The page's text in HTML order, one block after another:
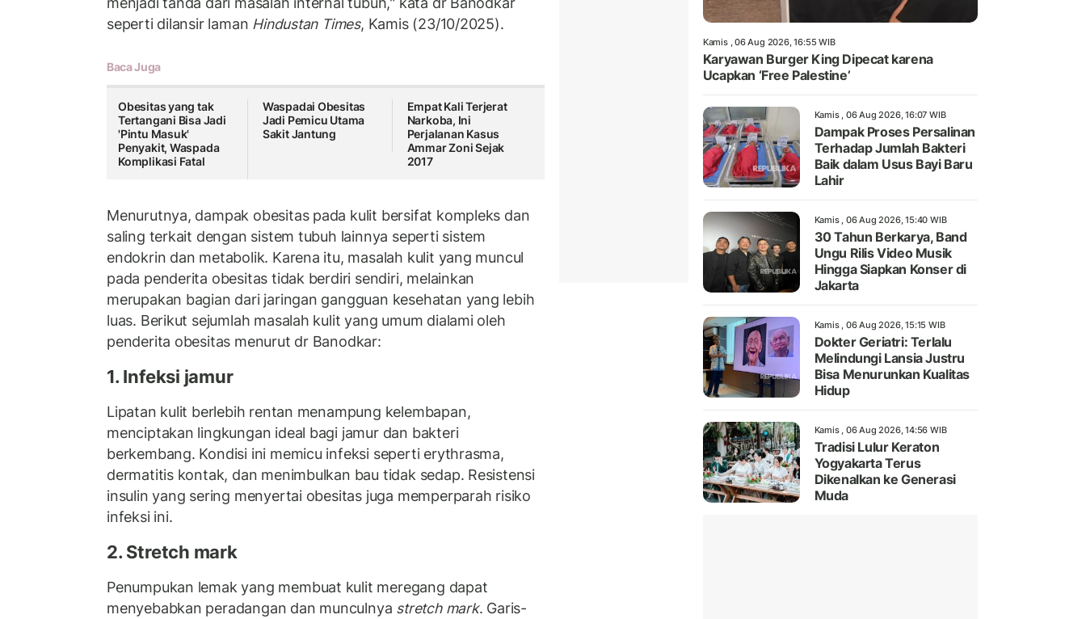
seperti dilansir laman Hindustan Times, Kamis (23/10/2025).
Baca Juga
Obesitas yang tak
Tertangani Bisa Jadi
'Pintu Masuk'
Penyakit, Waspada
Komplikasi Fatal
Waspadai Obesitas
Jadi Pemicu Utama
Sakit Jantung
Empat Kali Terjerat
Narkoba, Ini
Perjalanan Kasus
Ammar Zoni Sejak
2017
Menurutnya, dampak obesitas pada kulit bersifat kompleks dan
saling terkait dengan sistem tubuh lainnya seperti sistem
endokrin dan metabolik. Karena itu, masalah kulit yang muncul
pada penderita obesitas tidak berdiri sendiri, melainkan
merupakan bagian dari jaringan gangguan kesehatan yang lebih
luas. Berikut sejumlah masalah kulit yang umum dialami oleh
penderita obesitas menurut dr Banodkar:
1. Infeksi jamur
Lipatan kulit berlebih rentan menampung kelembapan,
menciptakan lingkungan ideal bagi jamur dan bakteri
berkembang. Kondisi ini memicu infeksi seperti erythrasma,
dermatitis kontak, dan menimbulkan bau tidak sedap. Resistensi
insulin yang sering menyertai obesitas juga memperparah risiko
infeksi ini.
2. Stretch mark
Penumpukan lemak yang membuat kulit meregang dapat
menyebabkan peradangan dan munculnya stretch mark. Garis-
Kamis , 06 Aug 2026, 16:55 WIB
Karyawan Burger King Dipecat karena
Ucapkan ‘Free Palestine’
Kamis , 06 Aug 2026, 16:07 WIB
Dampak Proses Persalinan
Terhadap Jumlah Bakteri
Baik dalam Usus Bayi Baru
Lahir
Kamis , 06 Aug 2026, 15:40 WIB
30 Tahun Berkarya, Band
Ungu Rilis Video Musik
Hingga Siapkan Konser di
Jakarta
Kamis , 06 Aug 2026, 15:15 WIB
Dokter Geriatri: Terlalu
Melindungi Lansia Justru
Bisa Menurunkan Kualitas
Hidup
Kamis , 06 Aug 2026, 14:56 WIB
Tradisi Lulur Keraton
Yogyakarta Terus
Dikenalkan ke Generasi
Muda